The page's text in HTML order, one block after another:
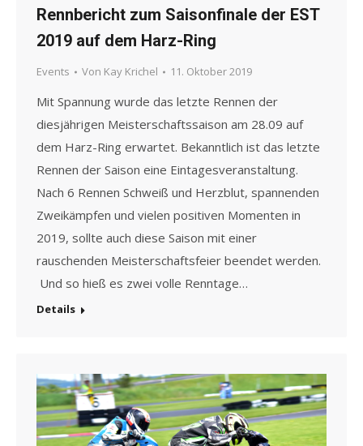
Rennbericht zum Saisonfinale der EST
2019 auf dem Harz-Ring
Events Von Kay Krichel 11. Oktober 2019
Mit Spannung wurde das letzte Rennen der
diesjährigen Meisterschaftssaison am 28.09 auf
dem Harz-Ring erwartet. Bekanntlich ist das letzte
Rennen der Saison eine Eintagesveranstaltung.
Nach 6 Rennen Schweiß und Herzblut, spannenden
Zweikämpfen und vielen positiven Momenten in
2019, sollte auch diese Saison mit einer
rauschenden Meisterschaftsfeier beendet werden.
Und so hieß es zwei volle Renntage…
Details